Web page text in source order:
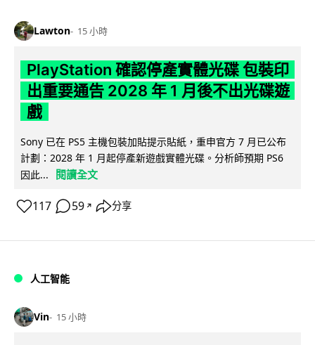
Lawton 15 小時
PlayStation 確認停產實體光碟 包裝印
出重要通告 2028 年 1 月後不出光碟遊
戲
Sony 已在 PS5 主機包裝加貼提示貼紙，重申官方 7 月已公布
計劃：2028 年 1 月起停產新遊戲實體光碟。分析師預期 PS6
因此...
閱讀全文
117 59 ↗ 分享
人工智能
Vin 15 小時